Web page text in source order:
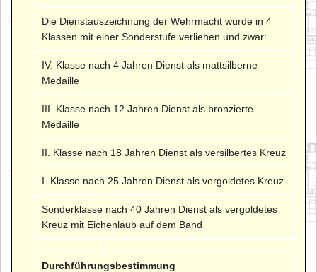
Die Dienstauszeichnung der Wehrmacht wurde in 4
Klassen mit einer Sonderstufe verliehen und zwar:
IV. Klasse nach 4 Jahren Dienst als mattsilberne
Medaille
III. Klasse nach 12 Jahren Dienst als bronzierte
Medaille
II. Klasse nach 18 Jahren Dienst als versilbertes Kreuz
I. Klasse nach 25 Jahren Dienst als vergoldetes Kreuz
Sonderklasse nach 40 Jahren Dienst als vergoldetes
Kreuz mit Eichenlaub auf dem Band
Durchführungsbestimmung